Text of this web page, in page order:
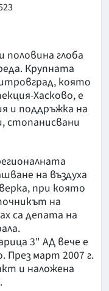
глоба
Крупната
която
Хасково, е
и поддръжка на
стопанисвани
на въздуха
при която
на
са депата на
3" АД вече е
През март 2007 г.
и наложена